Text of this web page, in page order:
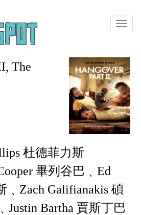
Toggle
The
杜德菲力斯
畢列谷巴﹑Ed
﹑Zach Galifianakis 碩
Bartha 賈斯丁巴